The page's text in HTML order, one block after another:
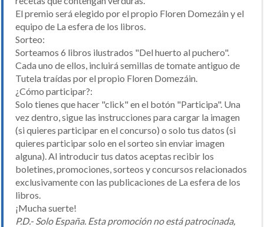
El premio será elegido por el propio Floren Domezáin y el
equipo de La esfera de los libros.
Sorteo:
Sorteamos 6 libros ilustrados "Del huerto al puchero".
Cada uno de ellos, incluirá semillas de tomate antiguo de
Tutela traídas por el propio Floren Domezáin.
¿Cómo participar?:
Solo tienes que hacer "click" en el botón "Participa". Una
vez dentro, sigue las instrucciones para cargar la imagen
(si quieres participar en el concurso) o solo tus datos (si
quieres participar solo en el sorteo sin enviar imagen
alguna). Al introducir tus datos aceptas recibir los
boletines, promociones, sorteos y concursos relacionados
exclusivamente con las publicaciones de La esfera de los
libros.
¡Mucha suerte!
P.D.- Solo España. Esta promoción no está patrocinada,